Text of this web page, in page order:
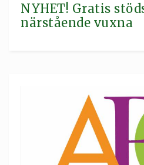
NYHET! Gratis
närstående vuxna